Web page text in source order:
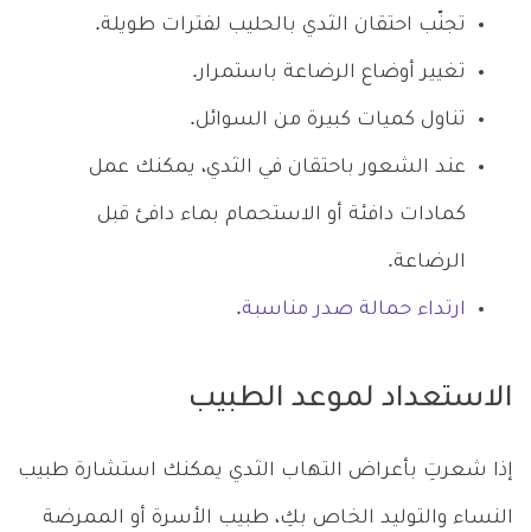
تجنّب احتقان الثدي بالحليب لفترات طويلة.
تغيير أوضاع الرضاعة باستمرار.
تناول كميات كبيرة من السوائل.
عند الشعور باحتقان في الثدي، يمكنك عمل
كمادات دافئة أو الاستحمام بماء دافئ قبل
الرضاعة.
ارتداء حمالة صدر مناسبة.
الاستعداد لموعد الطبيب
إذا شعرتِ بأعراض التهاب الثدي يمكنك استشارة طبيب
النساء والتوليد الخاص بكِ، طبيب الأسرة أو الممرضة